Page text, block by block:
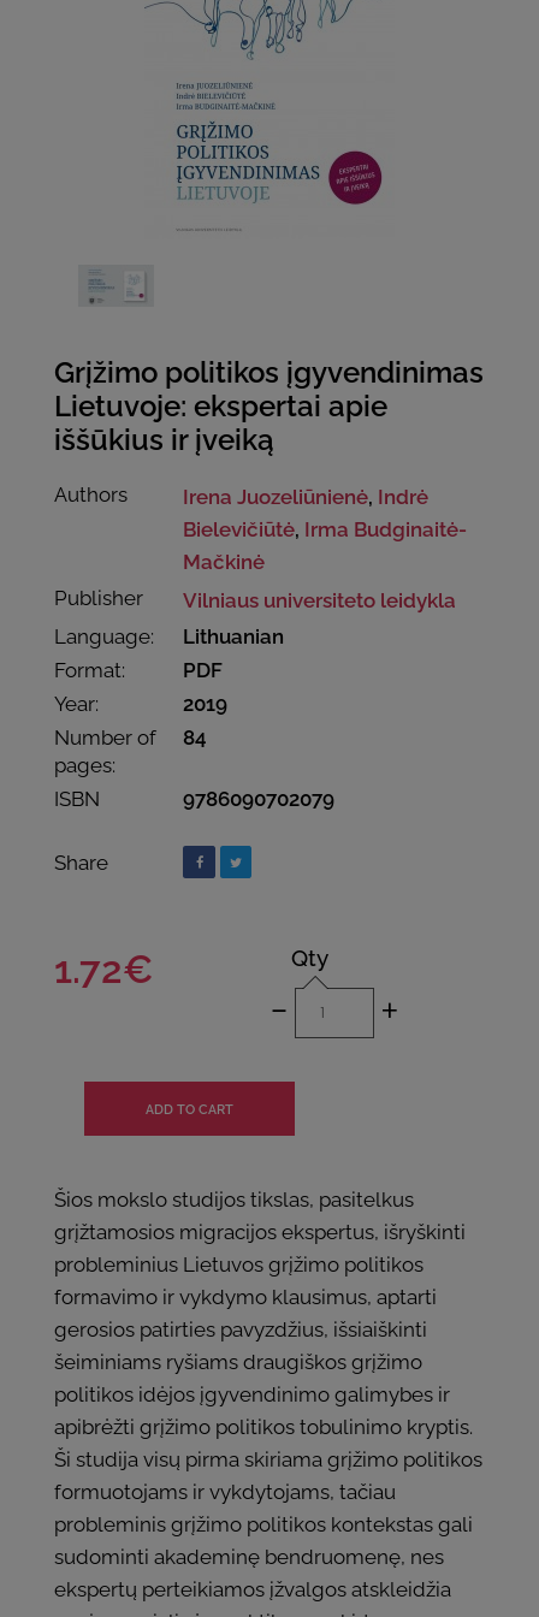
Grįžimo politikos įgyvendinimas
Lietuvoje: ekspertai apie
iššūkius ir įveiką
Authors Irena Juozeliūnienė, Indrė
Bielevičiūtė, Irma Budginaitė-
Mačkinė
Publisher
Vilniaus universiteto leidykla
Language:
Lithuanian
Format:
PDF
Year:
2019
Number of
pages:
84
ISBN 9786090702079
Share
1.72€ Qty
- +
Šios mokslo studijos tikslas, pasitelkus
grįžtamosios migracijos ekspertus, išryškinti
probleminius Lietuvos grįžimo politikos
formavimo ir vykdymo klausimus, aptarti
gerosios patirties pavyzdžius, išsiaiškinti
šeiminiams ryšiams draugiškos grįžimo
politikos idėjos įgyvendinimo galimybes ir
apibrėžti grįžimo politikos tobulinimo kryptis.
Ši studija visų pirma skiriama grįžimo politikos
formuotojams ir vykdytojams, tačiau
probleminis grįžimo politikos kontekstas gali
sudominti akademinę bendruomenę, nes
ekspertų perteikiamos įžvalgos atskleidžia